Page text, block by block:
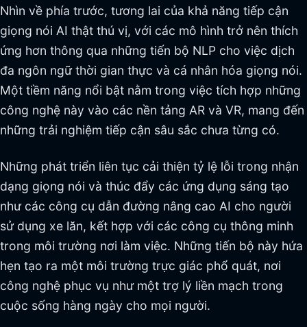
Nhìn về phía trước, tương lai của khả năng tiếp cận
giọng nói AI thật thú vị, với các mô hình trở nên thích
ứng hơn thông qua những tiến bộ NLP cho việc dịch
đa ngôn ngữ thời gian thực và cá nhân hóa giọng nói.
Một tiềm năng nổi bật nằm trong việc tích hợp những
công nghệ này vào các nền tảng AR và VR, mang đến
những trải nghiệm tiếp cận sâu sắc chưa từng có.
Những phát triển liên tục cải thiện tỷ lệ lỗi trong nhận
dạng giọng nói và thúc đẩy các ứng dụng sáng tạo
như các công cụ dẫn đường nâng cao AI cho người
sử dụng xe lăn, kết hợp với các công cụ thông minh
trong môi trường nơi làm việc. Những tiến bộ này hứa
hẹn tạo ra một môi trường trực giác phổ quát, nơi
công nghệ phục vụ như một trợ lý liền mạch trong
cuộc sống hàng ngày cho mọi người.